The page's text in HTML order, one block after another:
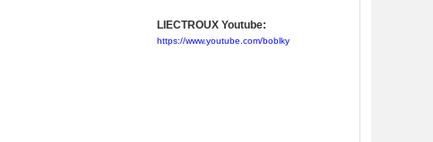
LIECTROUX Youtube:
https://www.youtube.com/boblky